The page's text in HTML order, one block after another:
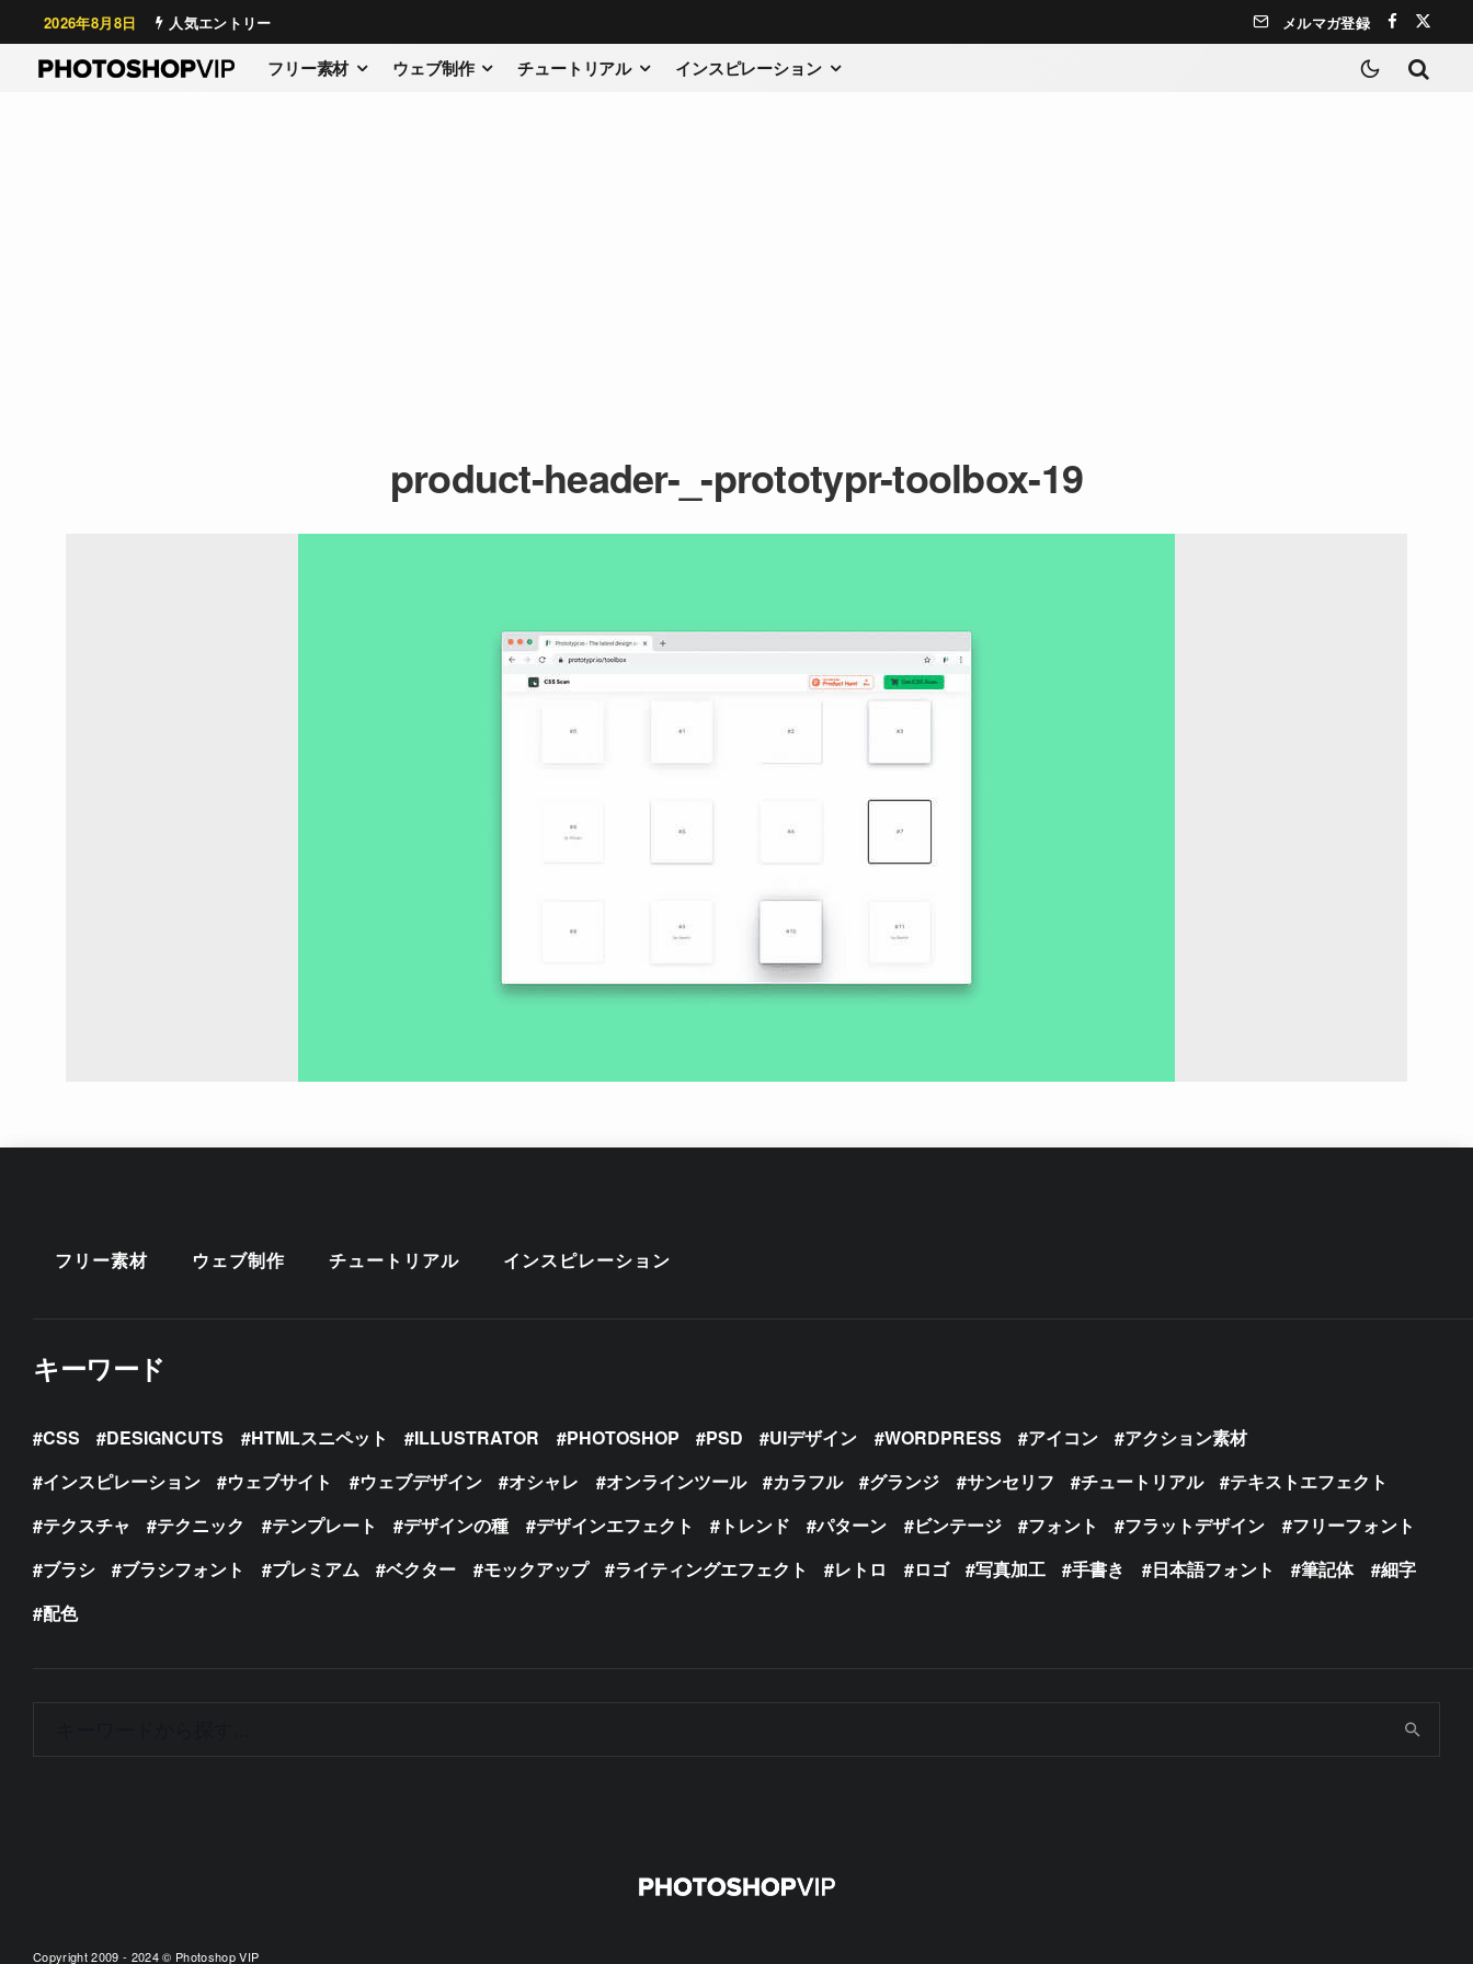
2026年8月8日 人気エントリー メルマガ登録
フリー素材 ウェブ制作 チュートリアル インスピレーション
product-header-_-prototypr-toolbox-19
フリー素材 ウェブ制作 チュートリアル インスピレーション
キーワード
CSS DESIGNCUTS HTMLスニペット ILLUSTRATOR PHOTOSHOP PSD UIデザイン WORDPRESS アイコン
アクション素材
インスピレーション
ウェブサイト ウェブデザイン オシャレ オンラインツール カラフル グランジ サンセリフ チュートリアル
テキストエフェクト
テクスチャ
テクニック テンプレート デザインの種 デザインエフェクト トレンド パターン ビンテージ フォント フラットデザイン
フリーフォント
ブラシ
ブラシフォント プレミアム ベクター モックアップ ライティングエフェクト レトロ ロゴ 写真加工 手書き 日本語フォント 筆記体
細字
配色
Copyright 2009 - 2024 © Photoshop VIP